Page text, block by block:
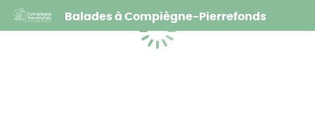
Balades à Compiègne-Pierrefonds
Chargement